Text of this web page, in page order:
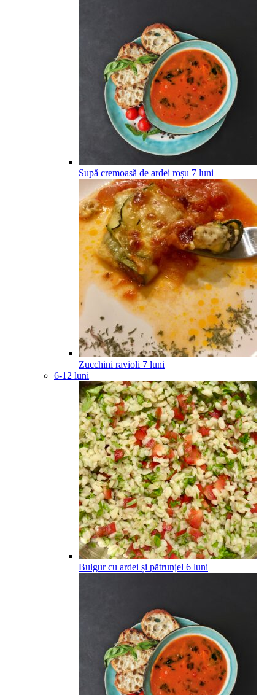
Supă cremoasă de ardei roșu 7 luni
Zucchini ravioli 7 luni
6-12 luni
Bulgur cu ardei și pătrunjel 6 luni